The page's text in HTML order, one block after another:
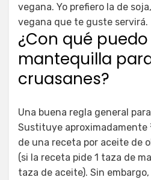
vegana. Yo prefiero la de
vegana que te guste servirá.
¿Con qué
mantequilla
cruasanes?
Una buena regla general
Sustituye
de una receta por aceite de
(si la receta pide 1 taza de
taza de aceite). Sin